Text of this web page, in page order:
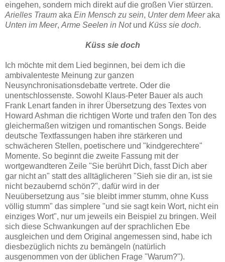
eingehen, sondern mich direkt auf die großen Vier stürzen.
Arielles Traum aka Ein Mensch zu sein, Unter dem Meeraka
Unten im Meer, Arme Seelen in Notund Küss sie doch.
Küss sie doch
Ich möchte mit dem Lied beginnen, bei dem ich die
ambivalenteste Meinung zur ganzen
Neusynchronisationsdebatte vertrete. Oder die
unentschlossenste. Sowohl Klaus-Peter Bauer als auch
Frank Lenart fanden in ihrer Übersetzung des Textes von
Howard Ashman die richtigen Worte und trafen den Ton des
gleichermaßen witzigen und romantischen Songs. Beide
deutsche Textfassungen haben ihre stärkeren und
schwächeren Stellen, poetischere und "kindgerechtere"
Momente. So beginnt die zweite Fassung mit der
wortgewandteren Zeile "Sie berührt Dich, fasst Dich aber
gar nicht an" statt des alltäglicheren "Sieh sie dir an, ist sie
nicht bezaubernd schön?", dafür wird in der
Neuübersetzung aus "sie bleibt immer stumm, ohne Kuss
völlig stumm" das simplere "und sie sagt kein Wort, nicht ein
einziges Wort", nur um jeweils ein Beispiel zu bringen. Weil
sich diese Schwankungen auf der sprachlichen Ebe
ausgleichen und dem Original angemessen sind, habe ich
diesbezüglich nichts zu bemängeln (natürlich
ausgenommen von der üblichen Frage "Warum?").